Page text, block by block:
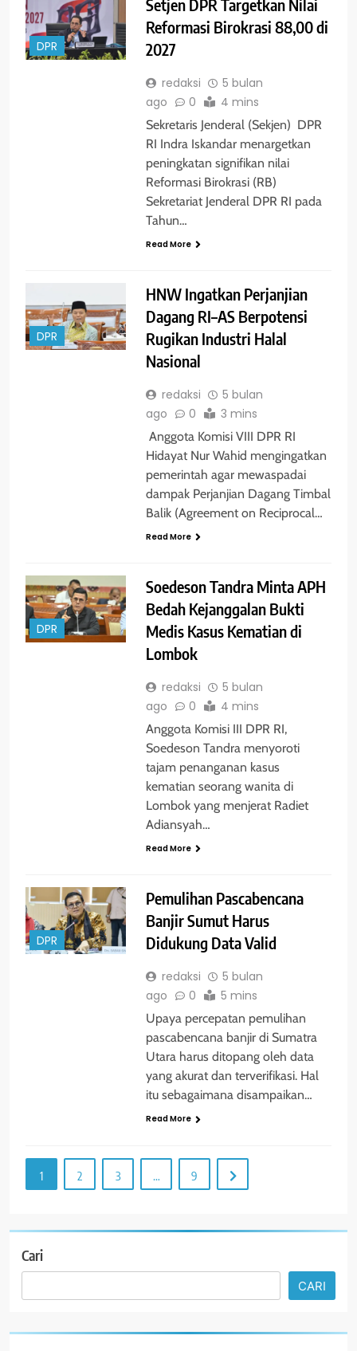
DPR
Setjen DPR Targetkan Nilai
Reformasi Birokrasi 88,00 di
2027
redaksi
5 bulan
ago
0 4 mins
Sekretaris Jenderal (Sekjen) DPR
RI Indra Iskandar menargetkan
peningkatan signifikan nilai
Reformasi Birokrasi (RB)
Sekretariat Jenderal DPR RI pada
Tahun…
Read More
DPR
HNW Ingatkan Perjanjian
Dagang RI–AS Berpotensi
Rugikan Industri Halal
Nasional
redaksi
5 bulan
ago
0 3 mins
Anggota Komisi VIII DPR RI
Hidayat Nur Wahid mengingatkan
pemerintah agar mewaspadai
dampak Perjanjian Dagang Timbal
Balik (Agreement on Reciprocal…
Read More
DPR
Soedeson Tandra Minta APH
Bedah Kejanggalan Bukti
Medis Kasus Kematian di
Lombok
redaksi
5 bulan
ago
0 4 mins
Anggota Komisi III DPR RI,
Soedeson Tandra menyoroti
tajam penanganan kasus
kematian seorang wanita di
Lombok yang menjerat Radiet
Adiansyah…
Read More
DPR
Pemulihan Pascabencana
Banjir Sumut Harus
Didukung Data Valid
redaksi
5 bulan
ago
0 5 mins
Upaya percepatan pemulihan
pascabencana banjir di Sumatra
Utara harus ditopang oleh data
yang akurat dan terverifikasi. Hal
itu sebagaimana disampaikan…
Read More
1 2 3 … 9
Cari
CARI